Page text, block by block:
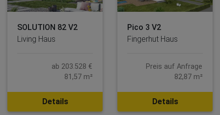
SOLUTION 82 V2
Living Haus
ab 203.528 €
81,57 m²
Details
Pico 3 V2
Fingerhut Haus
Preis auf Anfrage
82,87 m²
Details